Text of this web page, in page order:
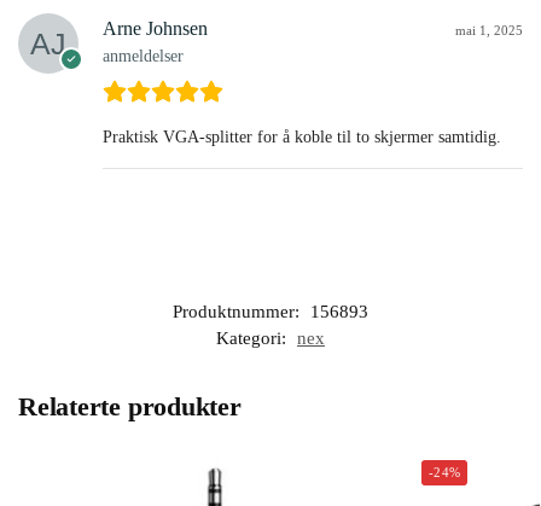
Arne Johnsen
anmeldelser
mai 1, 2025
Praktisk VGA-splitter for å koble til to skjermer samtidig.
Produktnummer:
156893
Kategori:
nex
Relaterte produkter
-24%